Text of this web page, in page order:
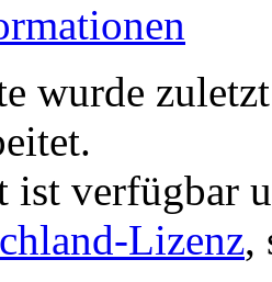
wurde
ist verfügbar
Lizenz,